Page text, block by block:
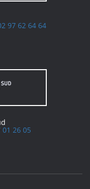
97 62 64 64
01 26 05